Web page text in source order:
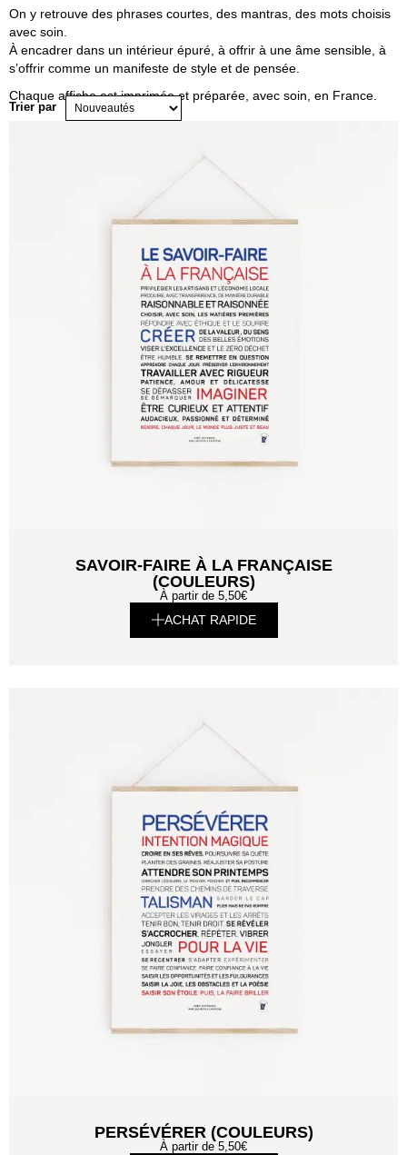
On y retrouve des phrases courtes, des mantras, des mots choisis
avec soin.
À encadrer dans un intérieur épuré, à offrir à une âme sensible, à
s’offrir comme un manifeste de style et de pensée.
Chaque affiche est imprimée et préparée, avec soin, en France.
Trier par
SAVOIR-FAIRE À LA FRANÇAISE
(COULEURS)
À partir de 5,50€
ACHAT RAPIDE
PERSÉVÉRER (COULEURS)
À partir de 5,50€